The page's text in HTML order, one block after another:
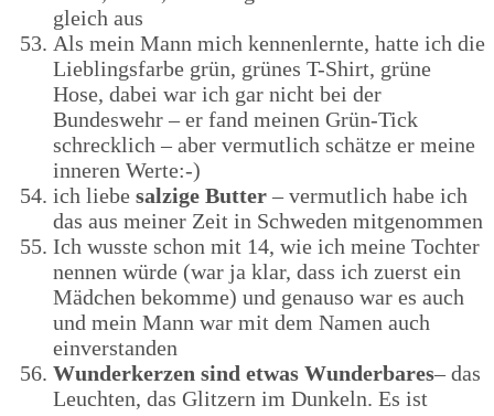
gleich aus
Als mein Mann mich kennenlernte, hatte ich die
Lieblingsfarbe grün, grünes T-Shirt, grüne
Hose, dabei war ich gar nicht bei der
Bundeswehr – er fand meinen Grün-Tick
schrecklich – aber vermutlich schätze er meine
inneren Werte:-)
ich liebe salzige Butter– vermutlich habe ich
das aus meiner Zeit in Schweden mitgenommen
Ich wusste schon mit 14, wie ich meine Tochter
nennen würde (war ja klar, dass ich zuerst ein
Mädchen bekomme) und genauso war es auch
und mein Mann war mit dem Namen auch
einverstanden
Wunderkerzen sind etwas Wunderbares– das
Leuchten, das Glitzern im Dunkeln. Es ist